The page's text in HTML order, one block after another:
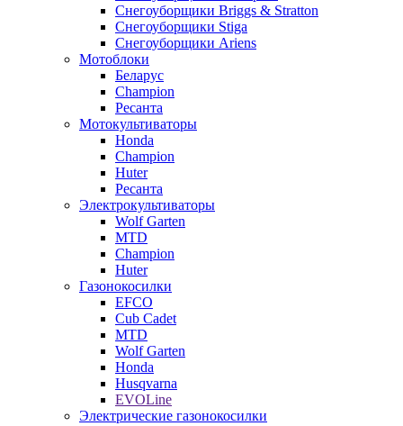
Снегоуборщики Briggs & Stratton
Снегоуборщики Stiga
Снегоуборщики Ariens
Мотоблоки
Беларус
Champion
Ресанта
Мотокультиваторы
Honda
Champion
Huter
Ресанта
Электрокультиваторы
Wolf Garten
MTD
Champion
Huter
Газонокосилки
EFCO
Cub Cadet
MTD
Wolf Garten
Honda
Husqvarna
EVOLine
Электрические газонокосилки